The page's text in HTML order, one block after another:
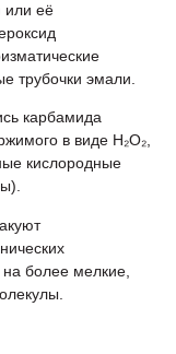
или её
трубочки эмали.
карбамида
в виде H₂O₂,
кислородные
более мелкие,